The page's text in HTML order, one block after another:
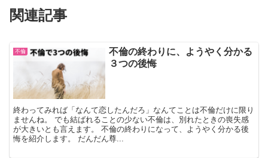
関連記事
不倫
不倫の終わりに、ようやく分かる
３つの後悔
終わってみれば「なんて恋したんだろ」なんてことは不倫だけに限り
ませんね。 でも結ばれることの少ない不倫は、別れたときの喪失感
が大きいとも言えます。 不倫の終わりになって、ようやく分かる後
悔を紹介します。 だんだん尊...